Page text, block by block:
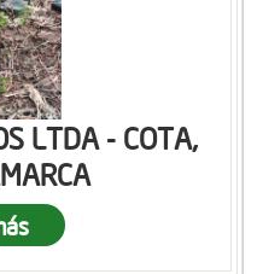
LTDA - COTA,